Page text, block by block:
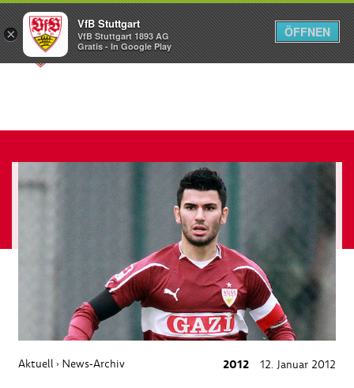
Menü
Aktuell › News-Archiv 2012 12. Januar 2012
×
VfB Stuttgart
VfB Stuttgart 1893 AG
Gratis - In Google Play
ÖFFNEN